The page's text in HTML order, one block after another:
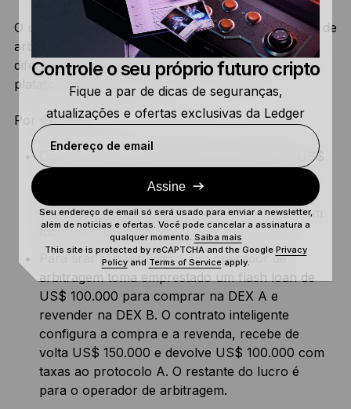
O uso mais popular dos flash loans é a negociação de
arbitragem. Nesse caso, os usuários aproveitam a
diferença no preço das criptomoedas entre as
plataformas de negociação.
Por exemplo:
Digamos que um token seja negociado por US$
1 na DEX A e por US$ 1,50 na DEX B. Se um
usuário comprar 100.000 tokens na DEX A e
vendê-los imediatamente na DEX B, ele terá um
lucro de US$ 50.000.
Para tirar proveito disso, um operador de
arbitragem toma emprestado um flash loan de
US$ 100.000 para comprar na DEX A e
revender na DEX B. O contrato inteligente
configura a compra e a revenda, recebe de
volta US$ 150.000 e devolve US$ 100.000 com
taxas ao protocolo A. O restante do lucro é
para o operador de arbitragem.
Controle o seu próprio futuro cripto
Fique a par de dicas de seguranças,
atualizações e ofertas exclusivas da Ledger
Endereço de email
Assine
Seu endereço de email só será usado para enviar a newsletter,
além de notícias e ofertas. Você pode cancelar a assinatura a
qualquer momento. Saiba mais
This site is protected by reCAPTCHA and the Google Privacy
Policyand Terms of Serviceapply.